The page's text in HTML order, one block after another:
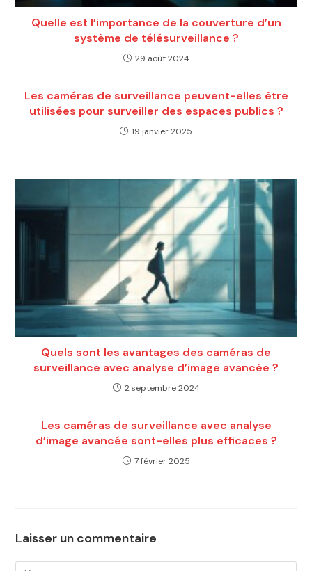
Quelle est l’importance de la couverture d’un
système de télésurveillance ?
29 août 2024
Les caméras de surveillance peuvent-elles être
utilisées pour surveiller des espaces publics ?
19 janvier 2025
Quels sont les avantages des caméras de
surveillance avec analyse d’image avancée ?
2 septembre 2024
Les caméras de surveillance avec analyse
d’image avancée sont-elles plus efficaces ?
7 février 2025
Laisser un commentaire